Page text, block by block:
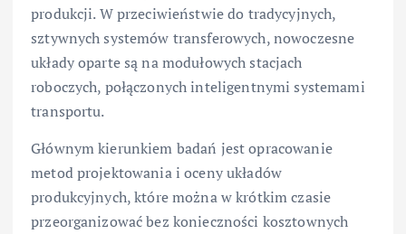
produkcji. W przeciwieństwie do tradycyjnych,
sztywnych systemów transferowych, nowoczesne
układy oparte są na modułowych stacjach
roboczych, połączonych inteligentnymi systemami
transportu.
Głównym kierunkiem badań jest opracowanie
metod projektowania i oceny układów
produkcyjnych, które można w krótkim czasie
przeorganizować bez konieczności kosztownych